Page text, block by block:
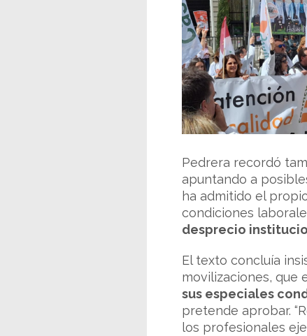
Pedrera recordó
apuntando a
ha admitido el
condiciones
desprecio
El texto concluía
movilizaciones, que
sus especiales
pretende aprobar.
los profesionales